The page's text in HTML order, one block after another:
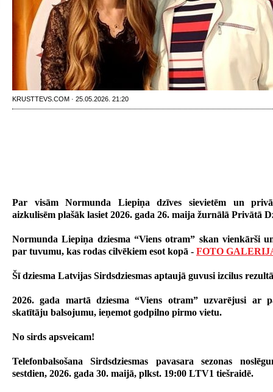
KRUSTTEVS.COM · 25.05.2026. 21:20
Par visām Normunda Liepiņa dzīves sievietēm un
aizkulisēm plašāk lasiet 2026. gada 26. maija žurnālā Privātā
Normunda Liepiņa dziesma “Viens otram” skan vienkārši
par tuvumu, kas rodas cilvēkiem esot kopā - FOTO
Šī dziesma Latvijas Sirdsdziesmas aptaujā guvusi izcilus
2026. gada martādziesma “Viens otram” uzvarējusi ar
skatītāju balsojumu, ieņemot godpilno pirmo vietu.
No sirds apsveicam!
Telefonbalsošana Sirdsdziesmas pavasara sezonas
sestdien, 2026. gada 30. maijā, plkst. 19:00 LTV1 tiešraidē.